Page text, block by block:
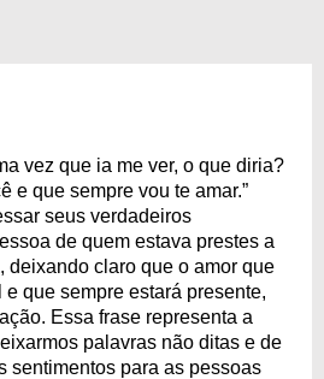
vez que ia me ver, o que diria?
e que sempre vou te amar.”
seus verdadeiros
de quem estava prestes a
deixando claro que o amor que
que sempre estará presente,
Essa frase representa a
palavras não ditas e de
sentimentos para as pessoas